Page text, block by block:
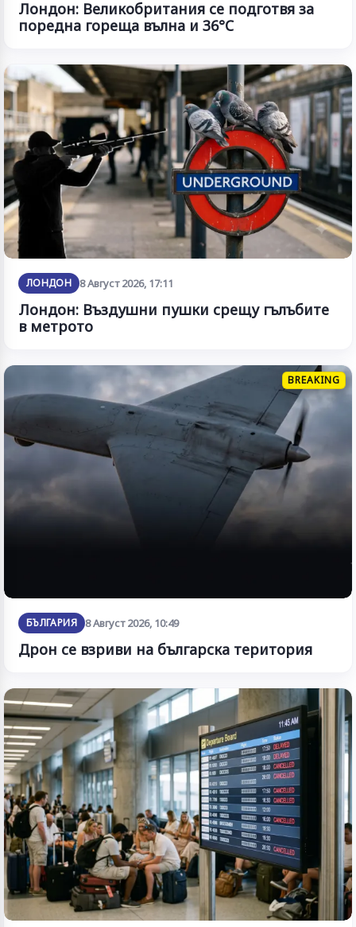
Лондон: Великобритания се подготвя за
поредна гореща вълна и 36°C
ЛОНДОН 8 Август 2026, 17:11
Лондон: Въздушни пушки срещу гълъбите
в метрото
BREAKING
БЪЛГАРИЯ 8 Август 2026, 10:49
Дрон се взриви на българска територия